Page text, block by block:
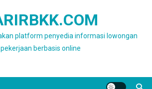
platform penyedia informasi lowongan
pekerjaan berbasis online